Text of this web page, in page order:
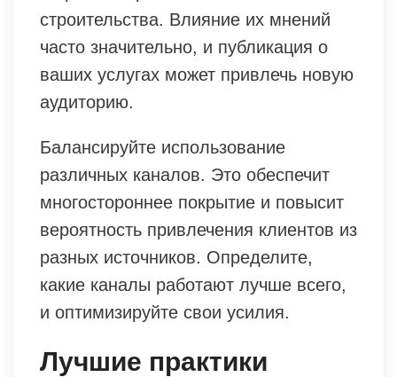
строительства. Влияние их мнений
часто значительно, и публикация о
ваших услугах может привлечь новую
аудиторию.
Балансируйте использование
различных каналов. Это обеспечит
многостороннее покрытие и повысит
вероятность привлечения клиентов из
разных источников. Определите,
какие каналы работают лучше всего,
и оптимизируйте свои усилия.
Лучшие практики